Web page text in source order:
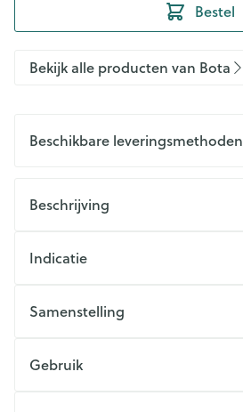
Bestel
Bekijk alle producten van Bota
Beschikbare leveringsmethoden
Beschrijving
Indicatie
Samenstelling
Gebruik